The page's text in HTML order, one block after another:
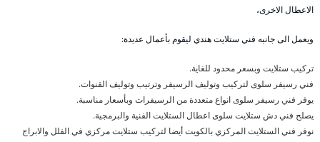
الاعطال الاخرى،
ويعمل الى جانبه فني ستلايت هندي ليقوم بأعمال عديدة:
تركيب ستلايت وبسعر محدود للغاية.
فني رسيفر سلوى لتركيب وتوليف الرسيفر وترتيب وتوليف القنوات.
يوفر فني رسيفر سلوى انواع متعددة من الرسيفرات وبأسعار مناسبة.
يصلح فني دش ستلايت سلوى اعطال الستلايت الفنية والبرمجية.
نوفر فني الستلايت المركزي بالكويت أيضا لتركيب ستلايت مركزي في الفلل والابراج